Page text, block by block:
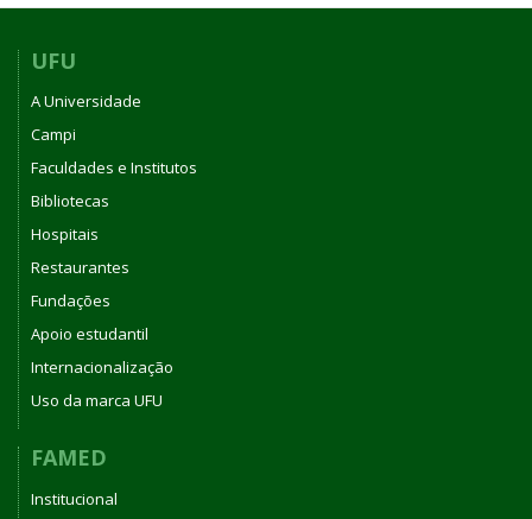
UFU
A Universidade
Campi
Faculdades e Institutos
Bibliotecas
Hospitais
Restaurantes
Fundações
Apoio estudantil
Internacionalização
Uso da marca UFU
FAMED
Institucional